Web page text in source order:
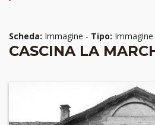
Scheda: Immagine - Tipo: Immagine
CASCINA LA